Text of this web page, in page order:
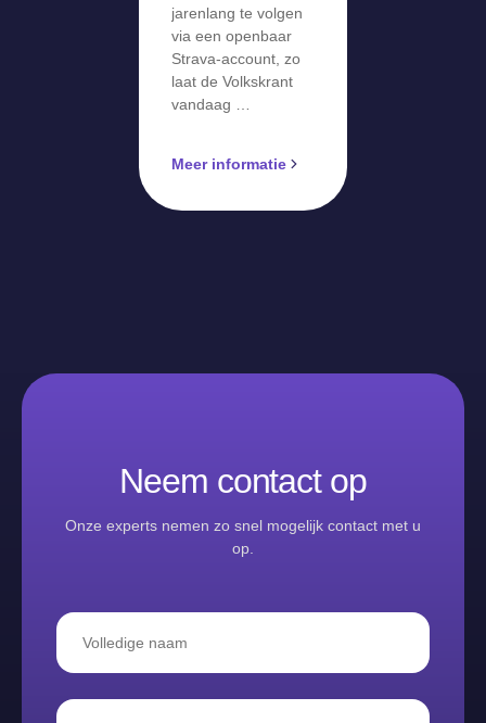
jarenlang te volgen
via een openbaar
Strava-account, zo
laat de Volkskrant
vandaag …
Meer informatie
Neem contact op
Onze experts nemen zo snel mogelijk contact met u
op.